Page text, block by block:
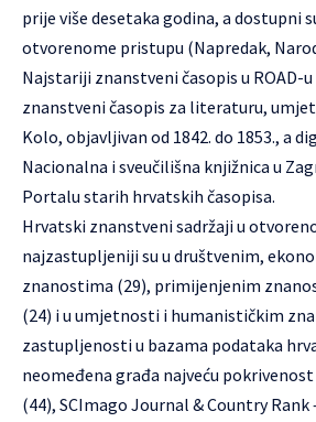
prije više desetaka godina, a dostupni
otvorenome pristupu (Napredak,
Najstariji znanstveni časopis u ROAD-
znanstveni časopis za literaturu,
Kolo, objavljivan od 1842. do 1853., a
Nacionalna i sveučilišna knjižnica u
Portalu starih hrvatskih časopisa.
Hrvatski znanstveni sadržaji u
najzastupljeniji su u društvenim,
znanostima (29), primijenjenim
(24) i u umjetnosti i humanističkim
zastupljenosti u bazama podataka
neomeđena građa najveću pokrivenost
(44), SCImago Journal & Country Rank